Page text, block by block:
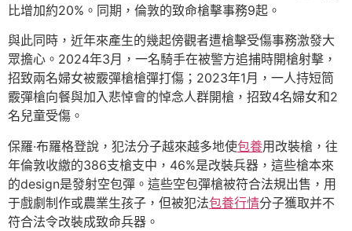
比增加約20%。同期，倫敦的致命槍擊事務9起。
與此同時，近年來產生的幾起傍觀者遭槍擊受傷事務激發大
眾擔心。2024年3月，一名騎手在被警方追捕時開槍射擊，
招致兩名婦女被霰彈槍槍彈打傷；2023年1月，一人持短筒
霰彈槍向餐與加入悲悼會的悼念人群開槍，招致4名婦女和2
名兒童受傷。
保羅·布羅格登說，犯法分子越來越多地使包養用改裝槍，往
年倫敦收繳的386支槍支中，46%是改裝兵器，這些槍本來
的design是發射空包彈。這些空包彈槍被符合法規出售，用
于戲劇制作或農業生孩子，但被犯法包養行情分子獲取并不
符合法令改裝成致命兵器。